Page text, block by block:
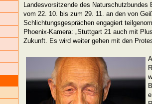
Landesvorsitzende des Naturschutzbundes
vom 22. 10. bis zum 29. 11. an den von
Schlichtungsgesprächen engagiert
Phoenix-Kamera: „Stuttgart 21 auch mit
Zukunft. Es wird weiter gehen mit den